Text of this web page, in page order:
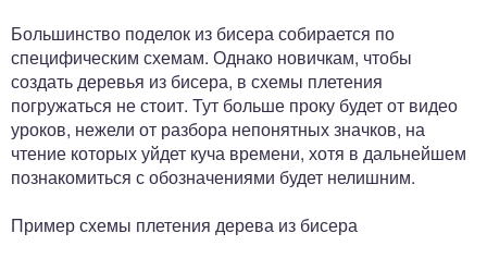
Большинство поделок из бисера собирается по
специфическим схемам. Однако новичкам, чтобы
создать деревья из бисера, в схемы плетения
погружаться не стоит. Тут больше проку будет от видео
уроков, нежели от разбора непонятных значков, на
чтение которых уйдет куча времени, хотя в дальнейшем
познакомиться с обозначениями будет нелишним.
Пример схемы плетения дерева из бисера